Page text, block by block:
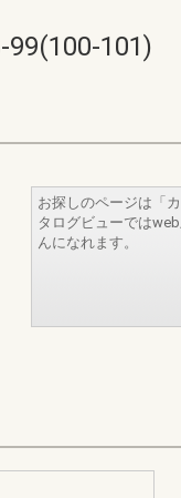
101)
お探しのページは「
タログビューでは
んになれます。